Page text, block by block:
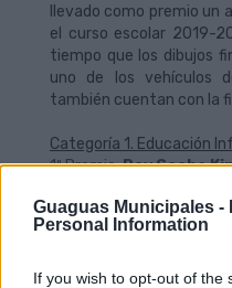
Guaguas Municipales -
Personal Information
If you wish to opt-out of the
llevado como premio
el curso escolar 2019-
tiempo que los dibujos
uno de los vehículos
también cuentan con la
Categoría 1. Educación
1º Premio.Roy Seoha
2º Premio.Leonor
Heidelberg (5 años)
Canterbury School (5